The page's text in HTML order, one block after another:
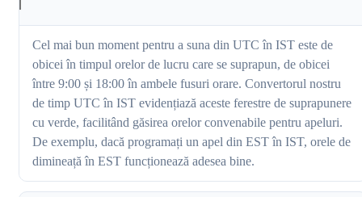
Cel mai bun moment pentru a suna din UTC în IST este de
obicei în timpul orelor de lucru care se suprapun, de obicei
între 9:00 și 18:00 în ambele fusuri orare. Convertorul nostru
de timp UTC în IST evidențiază aceste ferestre de suprapunere
cu verde, facilitând găsirea orelor convenabile pentru apeluri.
De exemplu, dacă programați un apel din EST în IST, orele de
dimineață în EST funcționează adesea bine.